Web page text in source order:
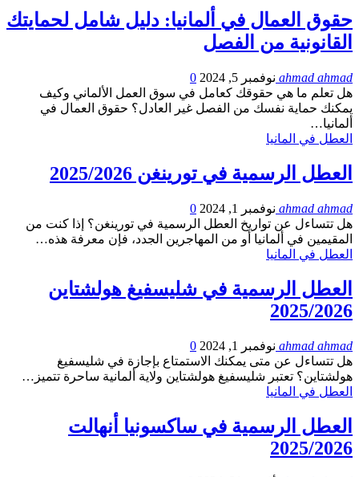
حقوق العمال في ألمانيا: دليل شامل لحمايتك
القانونية من الفصل
ahmad ahmad نوفمبر 5, 2024
0
هل تعلم ما هي حقوقك كعامل في سوق العمل الألماني وكيف
يمكنك حماية نفسك من الفصل غير العادل؟ حقوق العمال في
ألمانيا…
العطل في المانيا
العطل الرسمية في تورينغن 2025/2026
ahmad ahmad نوفمبر 1, 2024
0
هل تتساءل عن تواريخ العطل الرسمية في تورينغن؟ إذا كنت من
المقيمين في ألمانيا أو من المهاجرين الجدد، فإن معرفة هذه…
العطل في المانيا
العطل الرسمية في شليسفيغ هولشتاين
2025/2026
ahmad ahmad نوفمبر 1, 2024
0
هل تتساءل عن متى يمكنك الاستمتاع بإجازة في شليسفيغ
هولشتاين؟ تعتبر شليسفيغ هولشتاين ولاية ألمانية ساحرة تتميز…
العطل في المانيا
العطل الرسمية في ساكسونيا أنهالت
2025/2026